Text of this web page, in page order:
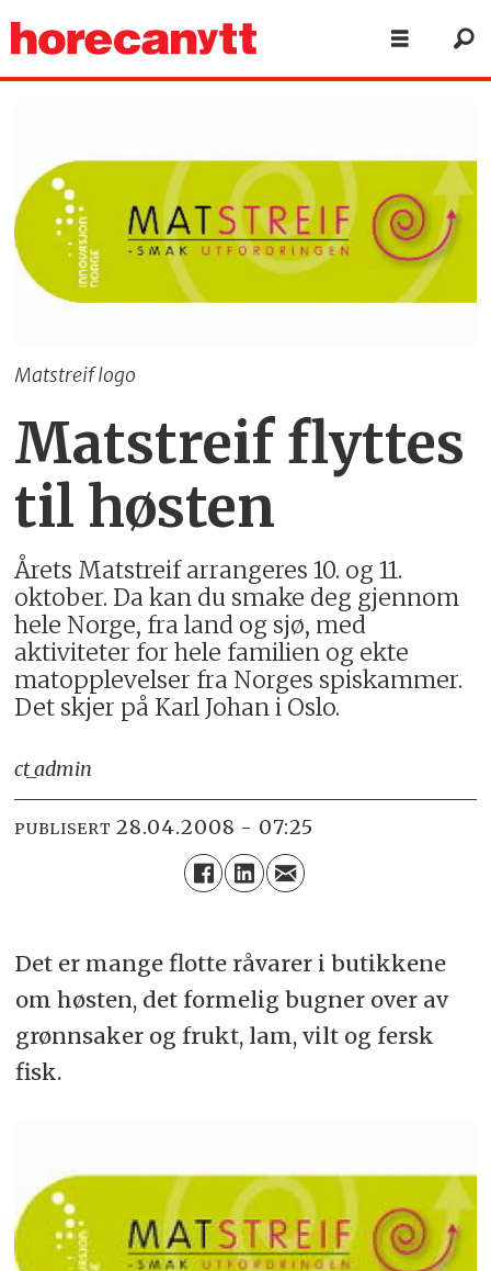
Matstreif logo
Matstreif flyttes
til høsten
Årets Matstreif arrangeres 10. og 11.
oktober. Da kan du smake deg gjennom
hele Norge, fra land og sjø, med
aktiviteter for hele familien og ekte
matopplevelser fra Norges spiskammer.
Det skjer på Karl Johan i Oslo.
ct_admin
PUBLISERT 28.04.2008 - 07:25
Det er mange flotte råvarer i butikkene
om høsten, det formelig bugner over av
grønnsaker og frukt, lam, vilt og fersk
fisk.